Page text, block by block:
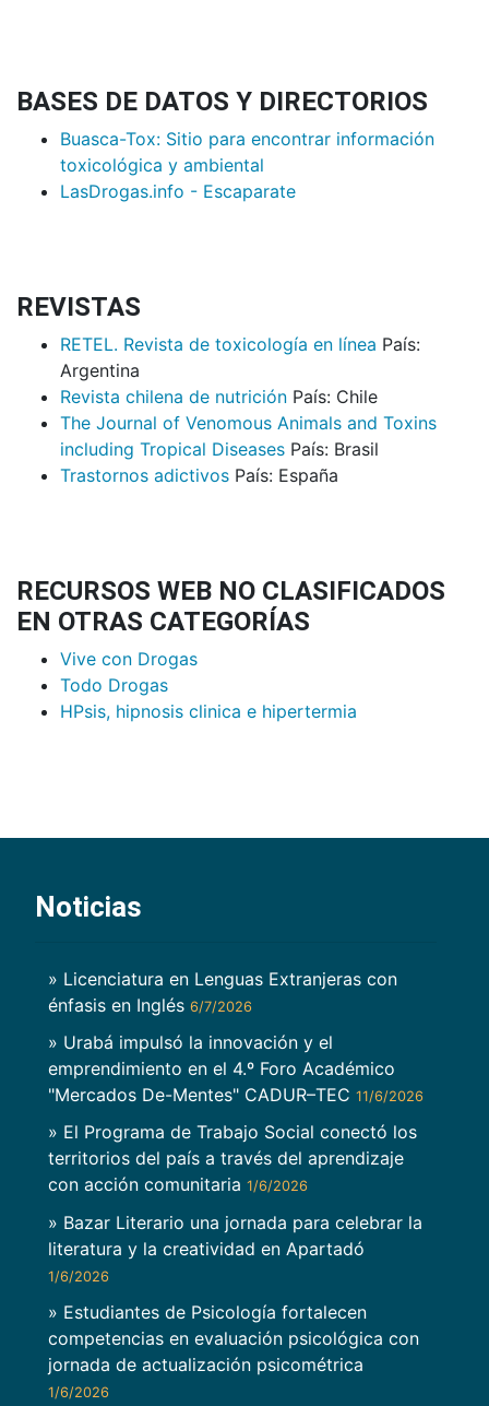
BASES DE DATOS Y DIRECTORIOS
Buasca-Tox: Sitio para encontrar información
toxicológica y ambiental
LasDrogas.info - Escaparate
REVISTAS
RETEL. Revista de toxicología en línea País:
Argentina
Revista chilena de nutrición País: Chile
The Journal of Venomous Animals and Toxins
including Tropical Diseases País: Brasil
Trastornos adictivos País: España
RECURSOS WEB NO CLASIFICADOS
EN OTRAS CATEGORÍAS
Vive con Drogas
Todo Drogas
HPsis, hipnosis clinica e hipertermia
Noticias
» Licenciatura en Lenguas Extranjeras con
énfasis en Inglés 6/7/2026
» Urabá impulsó la innovación y el
emprendimiento en el 4.º Foro Académico
"Mercados De-Mentes" CADUR–TEC 11/6/2026
» El Programa de Trabajo Social conectó los
territorios del país a través del aprendizaje
con acción comunitaria 1/6/2026
» Bazar Literario una jornada para celebrar la
literatura y la creatividad en Apartadó
1/6/2026
» Estudiantes de Psicología fortalecen
competencias en evaluación psicológica con
jornada de actualización psicométrica
1/6/2026